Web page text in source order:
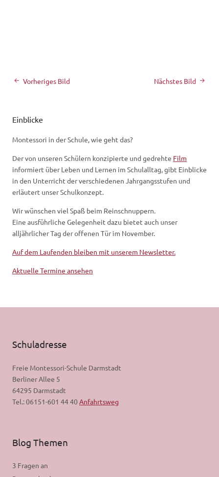
Nächstes Bild
Vorheriges Bild
Einblicke
Montessori in der Schule, wie geht das?
Der von unseren Schülern konzipierte und gedrehte Film
informiert über Leben und Lernen im Schulalltag, gibt Einblicke
in den Unterricht der verschiedenen Jahrgangsstufen und
erläutert unser Schulkonzept.
Wir wünschen viel Spaß beim Reinschnuppern.
Eine ausführliche Gelegenheit dazu bietet auch unser
alljährlicher Tag der offenen Tür im November.
Auf dem Laufenden bleiben mit unserem Newsletter.
Aktuelle Termine ansehen
Schuladresse
Freie Montessori-Schule Darmstadt
Berliner Allee 5
64295 Darmstadt
Tel.: 06151-601 44 40 Anfahrtsweg
Blog Themen
3 Fragen an